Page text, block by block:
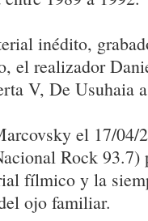
inédito,
el realizador
V, De Usuhaia
el 17/04/
Rock 93.7)
fílmico y la
ojo familiar.